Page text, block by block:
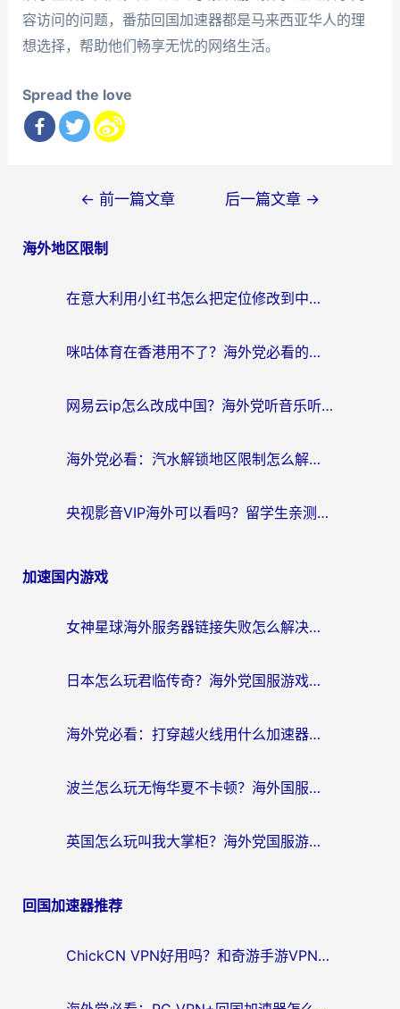
容访问的问题，番茄回国加速器都是马来西亚华人的理
想选择，帮助他们畅享无忧的网络生活。
Spread the love
导
← 前一篇文章 后一篇文章 →
海外地区限制
在意大利用小红书怎么把定位修改到中国国内？3个实用技巧+1个靠谱工具帮你搞定
咪咕体育在香港用不了？海外党必看的回国加速器选择指南（附3个真实场景解决方案）
网易云ip怎么改成中国？海外党听音乐听书的无痛解决方案
海外党必看：汽水解锁地区限制怎么解除？3招解决国内影音&生活服务难题
央视影音VIP海外可以看吗？留学生亲测有效的回国加速器选择指南
加速国内游戏
女神星球海外服务器链接失败怎么解决？海外党国服游戏加速避坑指南
日本怎么玩君临传奇？海外党国服游戏加速避坑指南（附菲律宾欧洲玩家实测）
海外党必看：打穿越火线用什么加速器？解决延迟卡顿，还能玩奇妙拼图世界和第五人格
波兰怎么玩无悔华夏不卡顿？海外国服游戏加速器终极指南（附征途2萤火突击解决方案）
英国怎么玩叫我大掌柜？海外党国服游戏加速避坑指南（附实测推荐）
回国加速器推荐
ChickCN VPN好用吗？和奇游手游VPN对比哪个回国效果更好？海外党亲测实用指南